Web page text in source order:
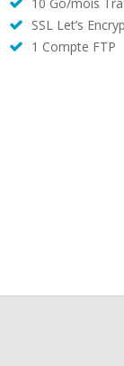
SSL Let’s
1 Compte FTP